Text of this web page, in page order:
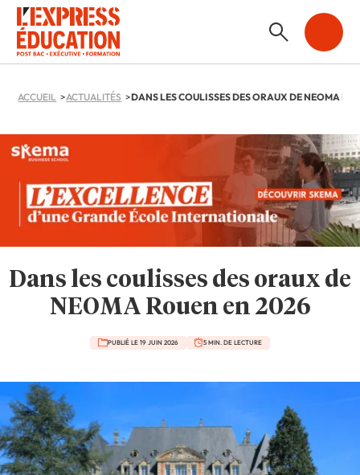
ACCUEIL ACTUALITÉS
Dans les coulisses des oraux de
NEOMA Rouen en 2026
PUBLIÉ LE 19 JUIN 2026 5 MIN. DE LECTURE